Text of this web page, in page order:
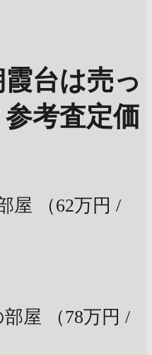
台は売っ
参考査定価
屋
（62万円 /
部屋
（78万円 /